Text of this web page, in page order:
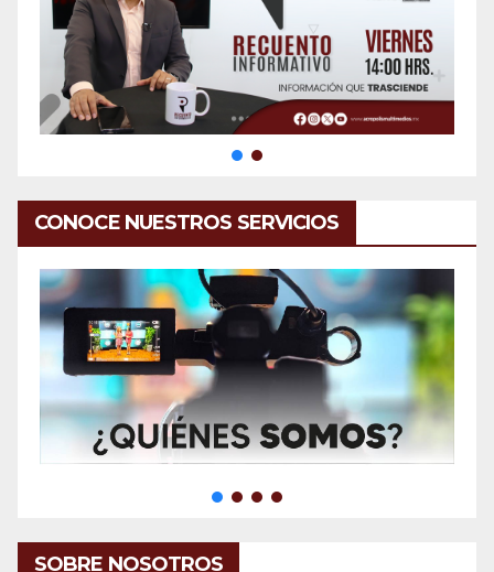
CONOCE NUESTROS SERVICIOS
SOBRE NOSOTROS